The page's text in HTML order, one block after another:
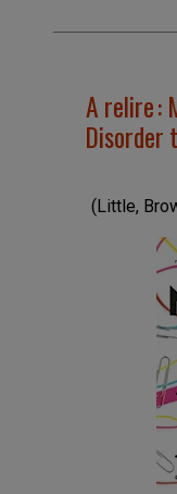
A relire :
Disorder
(Little,